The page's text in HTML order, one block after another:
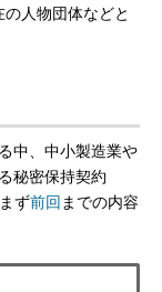
人物団体などと
中、中小製造業や
秘密保持契約
ず前回 までの内容